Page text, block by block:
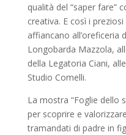
qualità del “saper fare”
creativa. E così i
affiancano all’oreficeria
Longobarda Mazzola,
della Legatoria Ciani,
Studio Comelli.
La mostra “Foglie dello
per scoprire e valorizzare
tramandati di padre in